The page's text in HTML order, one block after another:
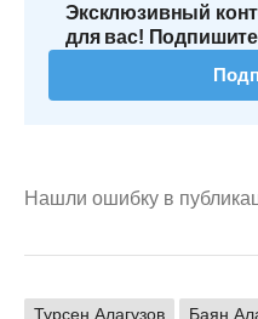
Эксклюзивный
для вас!
Нашли ошибку в
Турсен Алагузов Баян